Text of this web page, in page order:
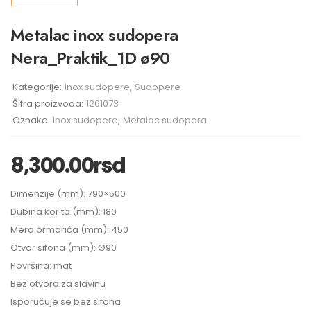
Metalac inox sudopera
Nera_Praktik_1D ø90
Kategorije: Inox sudopere, Sudopere
Šifra proizvoda: 1261073
Oznake: Inox sudopere, Metalac sudopera
8,300.00rsd
Dimenzije (mm): 790×500
Dubina korita (mm): 180
Mera ormarića (mm): 450
Otvor sifona (mm): Ø90
Površina: mat
Bez otvora za slavinu
Isporučuje se bez sifona